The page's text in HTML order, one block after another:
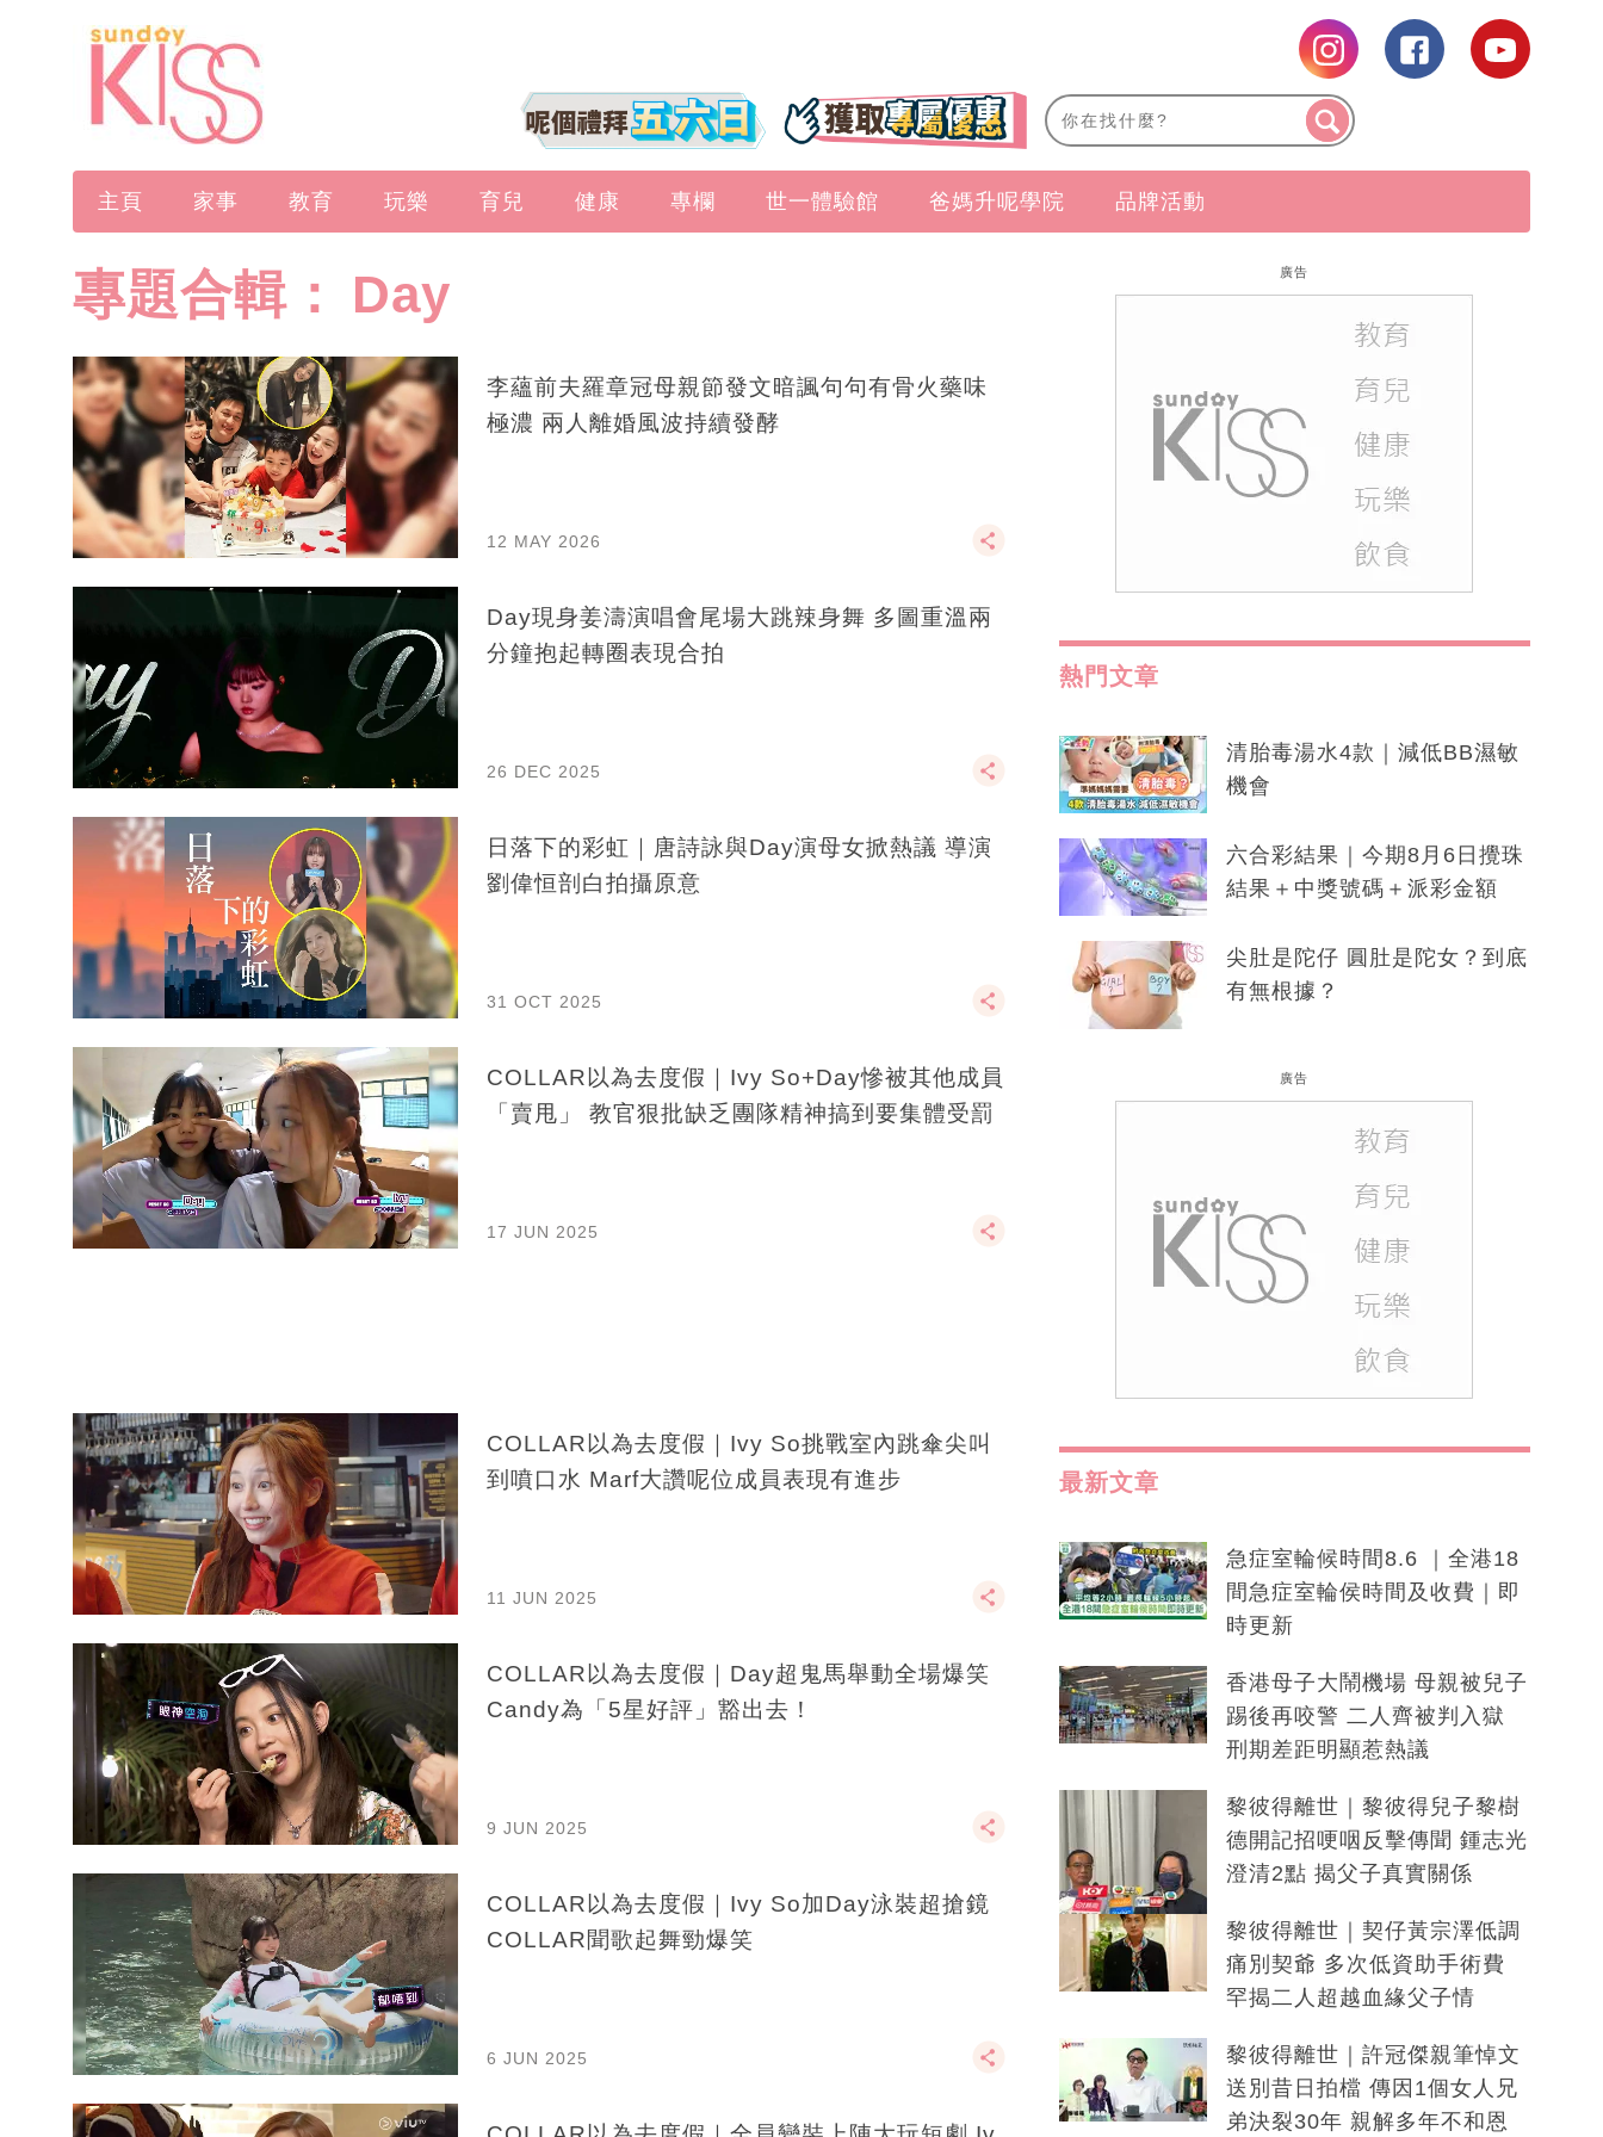
主頁 家事 教育 玩樂 育兒 健康 專欄 世一體驗館 爸媽升呢學院 品牌活動
專題合輯： Day
李蘊前夫羅章冠母親節發文暗諷句句有骨火藥味
極濃 兩人離婚風波持續發酵
12 MAY 2026
Day現身姜濤演唱會尾場大跳辣身舞 多圖重溫兩
分鐘抱起轉圈表現合拍
26 DEC 2025
日落下的彩虹｜唐詩詠與Day演母女掀熱議 導演
劉偉恒剖白拍攝原意
31 OCT 2025
COLLAR以為去度假｜Ivy So+Day慘被其他成員
「賣甩」 教官狠批缺乏團隊精神搞到要集體受罰
17 JUN 2025
COLLAR以為去度假｜Ivy So挑戰室內跳傘尖叫
到噴口水 Marf大讚呢位成員表現有進步
11 JUN 2025
COLLAR以為去度假｜Day超鬼馬舉動全場爆笑
Candy為「5星好評」豁出去！
9 JUN 2025
COLLAR以為去度假｜Ivy So加Day泳裝超搶鏡
COLLAR聞歌起舞勁爆笑
6 JUN 2025
廣告
熱門文章
清胎毒湯水4款｜減低BB濕敏
機會
六合彩結果｜今期8月6日攪珠
結果＋中獎號碼＋派彩金額
尖肚是陀仔 圓肚是陀女？到底
有無根據？
廣告
最新文章
急症室輪候時間8.6 ｜全港18
間急症室輪侯時間及收費｜即
時更新
香港母子大鬧機場 母親被兒子
踢後再咬警 二人齊被判入獄
刑期差距明顯惹熱議
黎彼得離世｜黎彼得兒子黎樹
德開記招哽咽反擊傳聞 鍾志光
澄清2點 揭父子真實關係
黎彼得離世｜契仔黃宗澤低調
痛別契爺 多次低資助手術費
罕揭二人超越血緣父子情
黎彼得離世｜許冠傑親筆悼文
送別昔日拍檔 傳因1個女人兄
弟決裂30年 親解多年不和恩